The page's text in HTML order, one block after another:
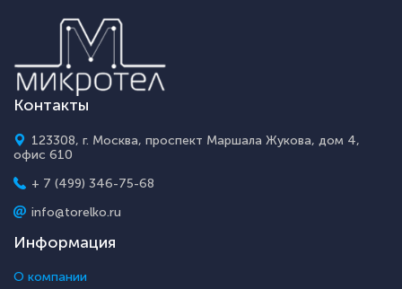
Контакты
123308, г. Москва, проспект Маршала Жукова, дом 4,
офис 610
+ 7 (499) 346-75-68
info@torelko.ru
Информация
О компании